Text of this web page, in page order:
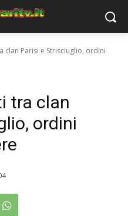
clan Parisi e Strisciuglio, ordini
tra clan
ordini